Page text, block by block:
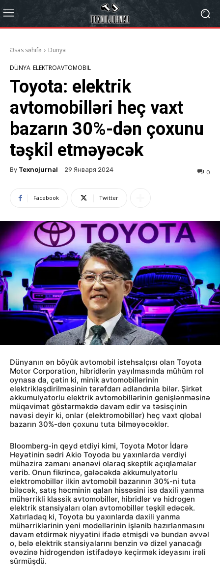
Əsas səhifə Dünya
DÜNYA ELEKTROAVTOMOBIL
Toyota: elektrik
avtomobilləri heç vaxt
bazarın 30%-dən çoxunu
təşkil etməyəcək
By Texnojurnal 29 Января 2024 0
Facebook Twitter
Dünyanın ən böyük avtomobil istehsalçısı olan Toyota
Motor Corporation, hibridlərin yayılmasında mühüm rol
oynasa da, çətin ki, minik avtomobillərinin
elektrikləşdirilməsinin tərəfdarı adlandırıla bilər. Şirkət
akkumulyatorlu elektrik avtomobillərinin genişlənməsinə
müqavimət göstərməkdə davam edir və təsisçinin
nəvəsi deyir ki, onlar (elektromobillər) heç vaxt qlobal
bazarın 30%-dən çoxunu tuta bilməyəcəklər.
Bloomberg-in qeyd etdiyi kimi, Toyota Motor İdarə
Heyətinin sədri Akio Toyoda bu yaxınlarda verdiyi
mühazirə zamanı ənənəvi olaraq skeptik açıqlamalar
verib. Onun fikrincə, gələcəkdə akkumulyatorlu
elektromobillər ilkin avtomobil bazarının 30%-ni tuta
biləcək, satış həcminin qalan hissəsini isə daxili yanma
mühərrikli klassik avtomobillər, hibridlər və hidrogen
elektrik stansiyaları olan avtomobillər təşkil edəcək.
Xatırladaq ki, Toyota bu yaxınlarda daxili yanma
mühərriklərinin yeni modellərinin işlənib hazırlanmasını
davam etdirmək niyyətini ifadə etmişdi və bundan əvvəl
o, belə elektrik stansiyalarını benzin və dizel yanacağı
əvəzinə hidrogendən istifadəyə keçirmək ideyasını irəli
sürmüşdü.